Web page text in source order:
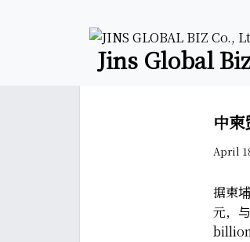
Jins Global
中
April
据柬
元，